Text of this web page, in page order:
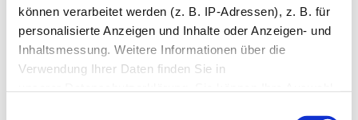
können verarbeitet werden (z. B. IP-Adressen), z. B. für
personalisierte Anzeigen und Inhalte oder Anzeigen- und
Inhaltsmessung. Weitere Informationen über die
Verwendung Ihrer Daten finden Sie in
Neueste Kommentare